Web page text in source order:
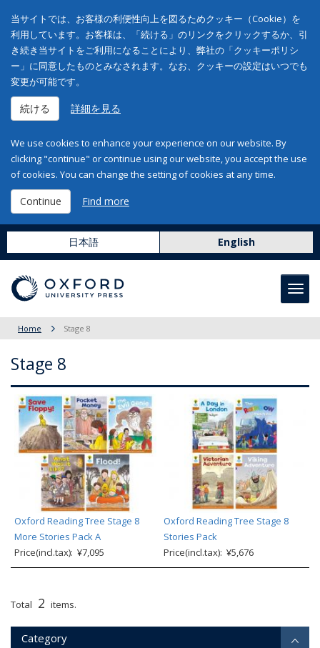
当サイトでは、お客様の利便性向上を図るためクッキー（Cookie）を
利用しています。お客様は、「続ける」のリンクをクリックするか、引
き続き当サイトをご利用になることにより、弊社の「クッキーポリシ
ー」に同意したものとみなされます。なお、クッキーの設定はいつでも
変更が可能です。
続ける 詳細を見る
We use cookies to enhance your experience on our website. By
clicking "continue" or continue using our website, you accept the use
of cookies. You can change the setting of cookies at any time.
Continue Find more
日本語 English
Home Stage 8
Stage 8
Oxford Reading Tree Stage 8
More Stories Pack A
Price(incl.tax): ¥7,095
Oxford Reading Tree Stage 8
Stories Pack
Price(incl.tax): ¥5,676
Total 2 items.
Category